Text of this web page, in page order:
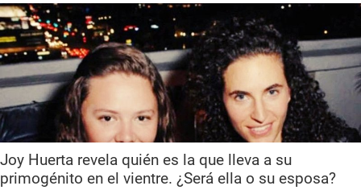
Joy Huerta revela quién es la que lleva a su
primogénito en el vientre. ¿Será ella o su esposa?